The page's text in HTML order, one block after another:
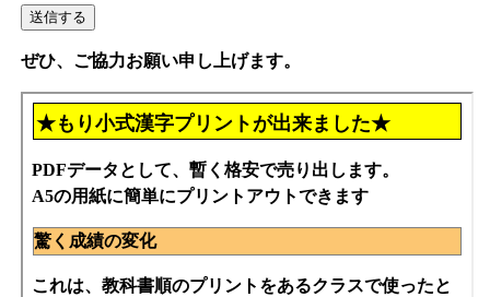
ぜひ、ご協力お願い申し上げます。